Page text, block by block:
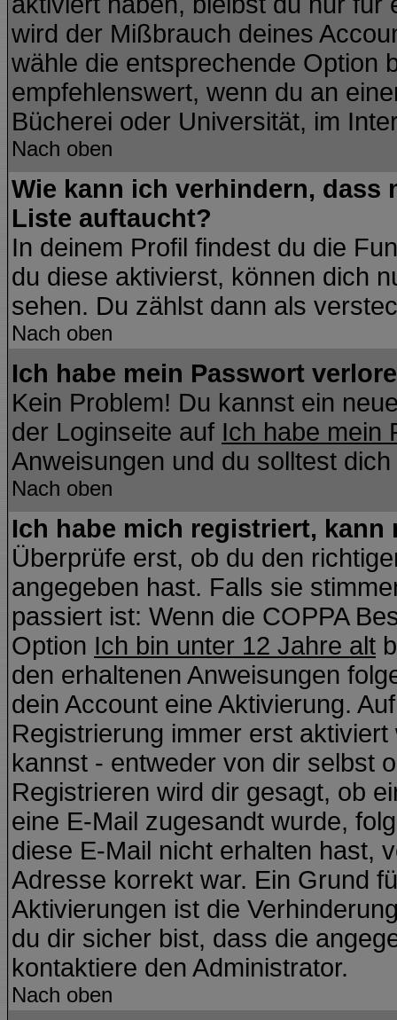
wird der Mißbrauch deines
wähle die entsprechende Option
empfehlenswert, wenn du an
Bücherei oder Universität, im
Nach oben
Wie kann ich verhindern, dass
Liste auftaucht?
In deinem Profil findest du die
du diese aktivierst, können dich
sehen. Du zählst dann als
Nach oben
Ich habe mein Passwort
Kein Problem! Du kannst ein
der Loginseite auf Ich habe mein
Anweisungen und du solltest
Nach oben
Ich habe mich registriert,
Überprüfe erst, ob du den
angegeben hast. Falls sie
passiert ist: Wenn die COPPA
Option Ich bin unter 12 Jahre alt
den erhaltenen Anweisungen
dein Account eine Aktivierung.
Registrierung immer erst
kannst - entweder von dir selbst
Registrieren wird dir gesagt, ob
eine E-Mail zugesandt wurde,
diese E-Mail nicht erhalten hast,
Adresse korrekt war. Ein Grund
Aktivierungen ist die
du dir sicher bist, dass die
kontaktiere den Administrator.
Nach oben